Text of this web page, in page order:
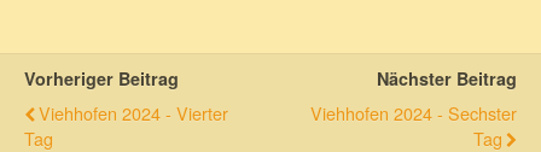
Vorheriger Beitrag
Viehhofen 2024 - Vierter
Tag
Nächster Beitrag
Viehhofen 2024 - Sechster
Tag